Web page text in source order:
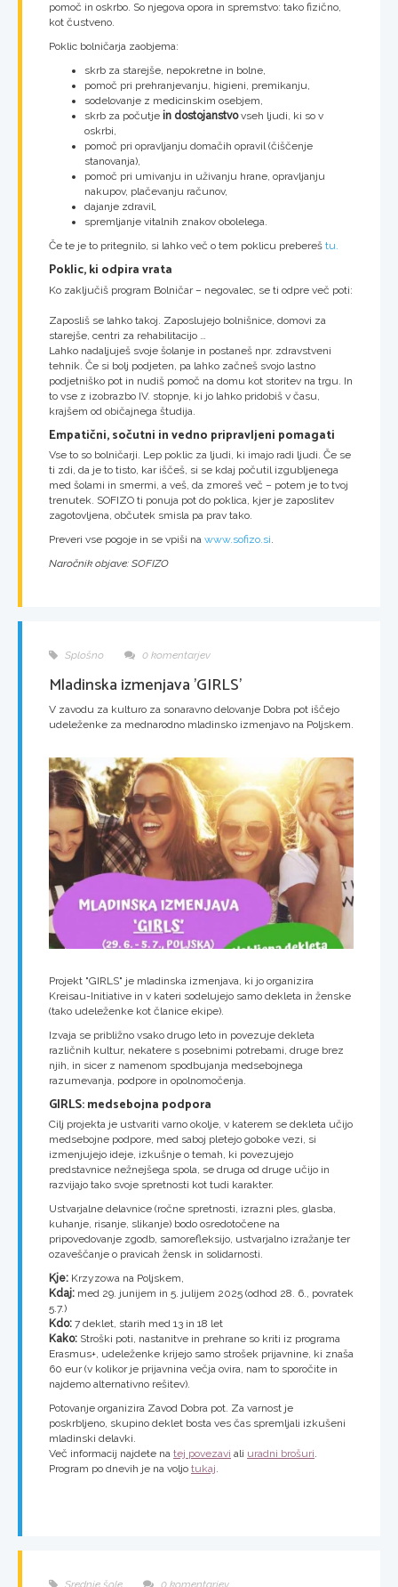
pomoč in oskrbo. So njegova opora in spremstvo: tako fizično,
kot čustveno.
Poklic bolničarja zaobjema:
skrb za starejše, nepokretne in bolne,
pomoč pri prehranjevanju, higieni, premikanju,
sodelovanje z medicinskim osebjem,
skrb za počutje in dostojanstvovseh ljudi, ki so v
oskrbi,
pomoč pri opravljanju domačih opravil (čiščenje
stanovanja),
pomoč pri umivanju in uživanju hrane, opravljanju
nakupov, plačevanju računov,
dajanje zdravil,
spremljanje vitalnih znakov obolelega.
Če te je to pritegnilo, si lahko več o tem poklicu prebereš tu.
Poklic, ki odpira vrata
Ko zaključiš program Bolničar – negovalec, se ti odpre več poti:
Zaposliš se lahko takoj. Zaposlujejo bolnišnice, domovi za
starejše, centri za rehabilitacijo …
Lahko nadaljuješ svoje šolanje in postaneš npr. zdravstveni
tehnik. Če si bolj podjeten, pa lahko začneš svojo lastno
podjetniško pot in nudiš pomoč na domu kot storitev na trgu. In
to vse z izobrazbo IV. stopnje, ki jo lahko pridobiš v času,
krajšem od običajnega študija.
Empatični, sočutni in vedno pripravljeni pomagati
Vse to so bolničarji. Lep poklic za ljudi, ki imajo radi ljudi. Če se
ti zdi, da je to tisto, kar iščeš, si se kdaj počutil izgubljenega
med šolami in smermi, a veš, da zmoreš več – potem je to tvoj
trenutek. SOFIZO ti ponuja pot do poklica, kjer je zaposlitev
zagotovljena, občutek smisla pa prav tako.
Preveri vse pogoje in se vpiši na www.sofizo.si
Naročnik objave: SOFIZO
Splošno 0 komentarjev
Mladinska izmenjava 'GIRLS'
V zavodu za kulturo za sonaravno delovanje Dobra pot iščejo
udeleženke za mednarodno mladinsko izmenjavo na Poljskem.
Projekt "GIRLS" je mladinska izmenjava, ki jo organizira
Kreisau-Initiative in v kateri sodelujejo samo dekleta in ženske
(tako udeleženke kot članice ekipe).
Izvaja se približno vsako drugo leto in povezuje dekleta
različnih kultur, nekatere s posebnimi potrebami, druge brez
njih, in sicer z namenom spodbujanja medsebojnega
razumevanja, podpore in opolnomočenja.
GIRLS: medsebojna podpora
Cilj projekta je ustvariti varno okolje, v katerem se dekleta učijo
medsebojne podpore, med saboj pletejo goboke vezi, si
izmenjujejo ideje, izkušnje o temah, ki povezujejo
predstavnice nežnejšega spola, se druga od druge učijo in
razvijajo tako svoje spretnosti kot tudi karakter.
Ustvarjalne delavnice (ročne spretnosti, izrazni ples, glasba,
kuhanje, risanje, slikanje) bodo osredotočene na
pripovedovanje zgodb, samorefleksijo, ustvarjalno izražanje ter
ozaveščanje o pravicah žensk in solidarnosti.
Kje: Krzyzowa na Poljskem,
Kdaj: med 29. junijem in 5. julijem 2025 (odhod 28. 6., povratek
5.7.)
Kdo: 7 deklet, starih med 13 in 18 let
Kako: Stroški poti, nastanitve in prehrane so kriti iz programa
Erasmus+, udeleženke krijejo samo strošek prijavnine, ki znaša
60 eur (v kolikor je prijavnina večja ovira, nam to sporočite in
najdemo alternativno rešitev).
Potovanje organizira Zavod Dobra pot. Za varnost je
poskrbljeno, skupino deklet bosta ves čas spremljali izkušeni
mladinski delavki.
Več informacij najdete na tej povezavi ali uradni brošuri.
Program po dnevih je na voljo tukaj.